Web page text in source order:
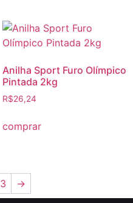
Anilha Sport Furo Olímpico
Pintada 2kg
R$26,24
comprar
3 →